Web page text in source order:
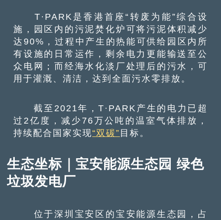
T·PARK是香港首座“转废为能”综合设
施，园区内的污泥焚化炉可将污泥体积减少
达90%，过程中产生的热能可供给园区内所
有设施的日常运作，剩余电力更能输送至公
众电网；而经海水化淡厂处理后的污水，可
用于灌溉、清洁，达到全面污水零排放。
截至2021年，T·PARK产生的电力已超
过2亿度，减少76万公吨的温室气体排放，
持续配合国家实现“双碳”目标。
生态坐标｜宝安能源生态园 绿色
垃圾发电厂
位于深圳宝安区的宝安能源生态园，占